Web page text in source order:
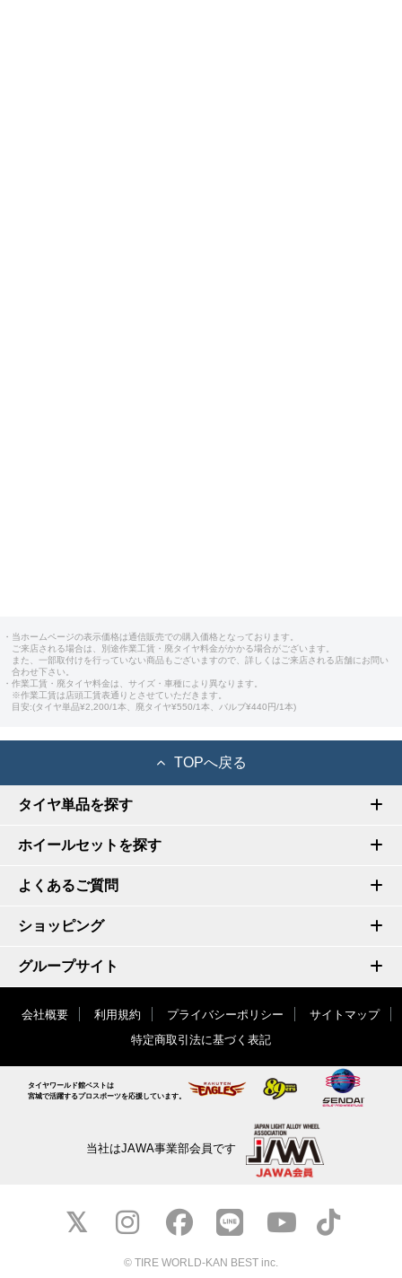
・当ホームページの表示価格は通信販売での購入価格となっております。
ご来店される場合は、別途作業工賃・廃タイヤ料金がかかる場合がございます。
また、一部取付けを行っていない商品もございますので、詳しくはご来店される店舗にお問い
合わせ下さい。
・作業工賃・廃タイヤ料金は、サイズ・車種により異なります。
※作業工賃は店頭工賃表通りとさせていただきます。
目安:(タイヤ単品¥2,200/1本、廃タイヤ¥550/1本、バルブ¥440円/1本)
TOPへ戻る
タイヤ単品を探す
ホイールセットを探す
よくあるご質問
ショッピング
グループサイト
会社概要 利用規約 プライバシーポリシー
サイトマップ
特定商取引法に基づく表記
タイヤワールド館ベストは
宮城で活躍するプロスポーツを応援しています。
当社はJAWA事業部会員です
© TIRE WORLD-KAN BEST inc.